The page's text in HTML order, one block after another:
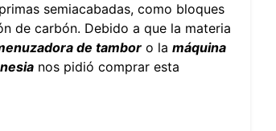
semiacabadas, como bloques
de carbón. Debido a que la materia
de tambor o la máquina
nos pidió comprar esta